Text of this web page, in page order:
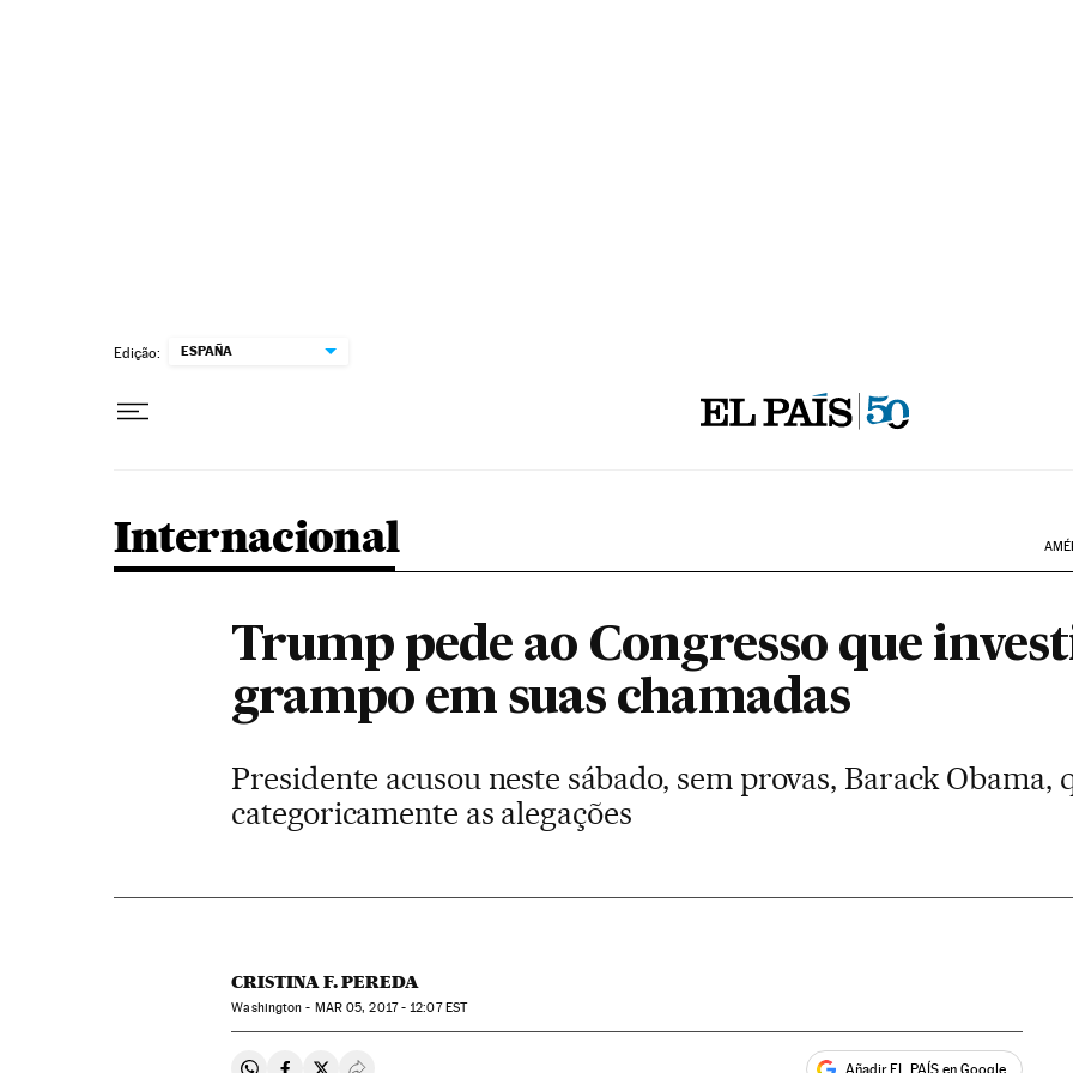
Edição: ESPAÑA
Internacional
Trump pede ao Congresso que
grampo em suas chamadas
Presidente acusou neste sábado, sem provas, Barack Obama,
categoricamente as alegações
CRISTINA F. PEREDA
Washington - MAR05, 2017 - 12:07EST
Añadir EL PAÍS en Google